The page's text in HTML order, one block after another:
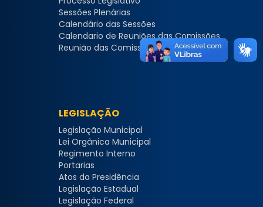
Sessões Plenárias
Calendário das Sessões
Calendario de Reuniões das Comissões
Reunião das Comissões
LEGISLAÇÃO
Legislação Municipal
Lei Orgânica Municipal
Regimento Interno
Portarias
Atos da Presidência
Legislação Estadual
Legislação Federal